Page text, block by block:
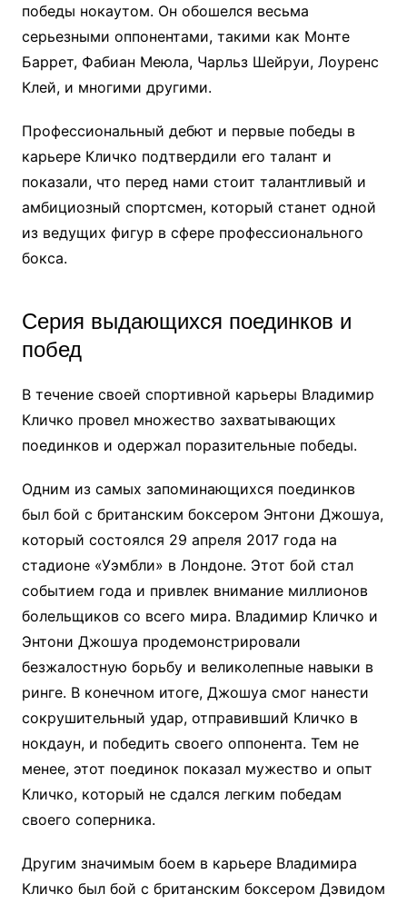
победы нокаутом. Он обошелся весьма
серьезными оппонентами, такими как Монте
Баррет, Фабиан Меюла, Чарльз Шейруи, Лоуренс
Клей, и многими другими.
Профессиональный дебют и первые победы в
карьере Кличко подтвердили его талант и
показали, что перед нами стоит талантливый и
амбициозный спортсмен, который станет одной
из ведущих фигур в сфере профессионального
бокса.
Серия выдающихся поединков и
побед
В течение своей спортивной карьеры Владимир
Кличко провел множество захватывающих
поединков и одержал поразительные победы.
Одним из самых запоминающихся поединков
был бой с британским боксером Энтони Джошуа,
который состоялся 29 апреля 2017 года на
стадионе «Уэмбли» в Лондоне. Этот бой стал
событием года и привлек внимание миллионов
болельщиков со всего мира. Владимир Кличко и
Энтони Джошуа продемонстрировали
безжалостную борьбу и великолепные навыки в
ринге. В конечном итоге, Джошуа смог нанести
сокрушительный удар, отправивший Кличко в
нокдаун, и победить своего оппонента. Тем не
менее, этот поединок показал мужество и опыт
Кличко, который не сдался легким победам
своего соперника.
Другим значимым боем в карьере Владимира
Кличко был бой с британским боксером Дэвидом